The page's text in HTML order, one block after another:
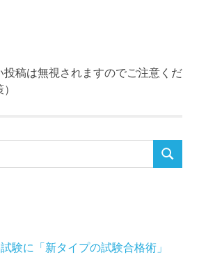
投稿は無視されますのでご注意くだ
検
験に「新タイプの試験合格術」